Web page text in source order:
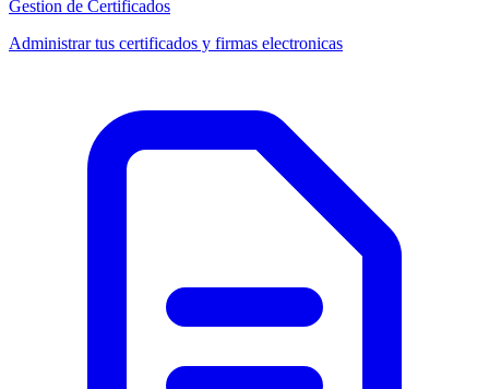
Gestion de Certificados
Administrar tus certificados y firmas electronicas